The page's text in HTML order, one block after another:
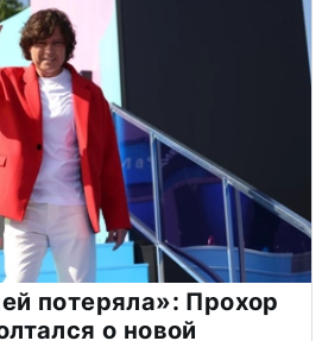
потеряла»: Прохор
о новой